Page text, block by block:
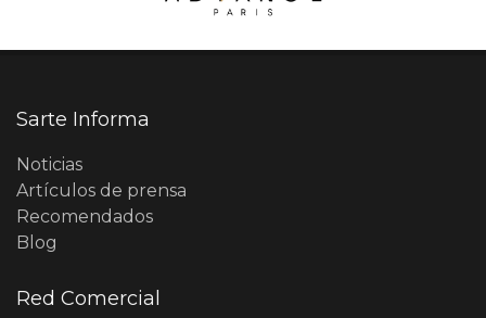
Sarte Informa
Noticias
Artículos de prensa
Recomendados
Blog
Red Comercial